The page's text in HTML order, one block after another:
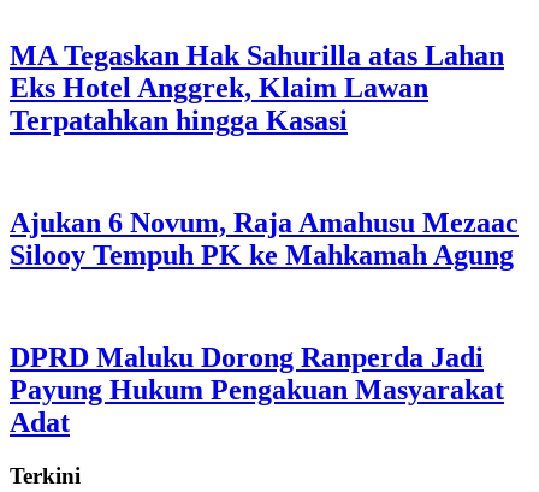
MA Tegaskan Hak Sahurilla atas Lahan
Eks Hotel Anggrek, Klaim Lawan
Terpatahkan hingga Kasasi
Ajukan 6 Novum, Raja Amahusu Mezaac
Silooy Tempuh PK ke Mahkamah Agung
DPRD Maluku Dorong Ranperda Jadi
Payung Hukum Pengakuan Masyarakat
Adat
Terkini